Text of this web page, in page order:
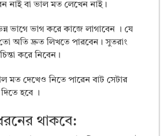
নাই বা ভাল মত লেখেন নাই।
ভাগে ভাগ করে কাজে লাগাবেন । যে
অতি দ্রুত লিখতে পারবেন। সুতরাং
করে নিবেন।
মত দেখেও নিতে পারেন বাট সেটার
হবে ।
থাকবে: